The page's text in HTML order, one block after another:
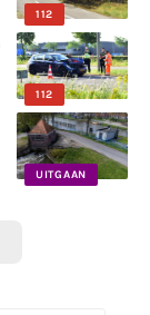
112
112
UITGAAN